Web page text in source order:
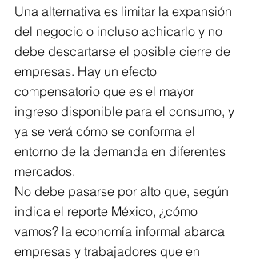
Una alternativa es limitar la expansión
del negocio o incluso achicarlo y no
debe descartarse el posible cierre de
empresas. Hay un efecto
compensatorio que es el mayor
ingreso disponible para el consumo, y
ya se verá cómo se conforma el
entorno de la demanda en diferentes
mercados.
No debe pasarse por alto que, según
indica el reporte México, ¿cómo
vamos? la economía informal abarca
empresas y trabajadores que en